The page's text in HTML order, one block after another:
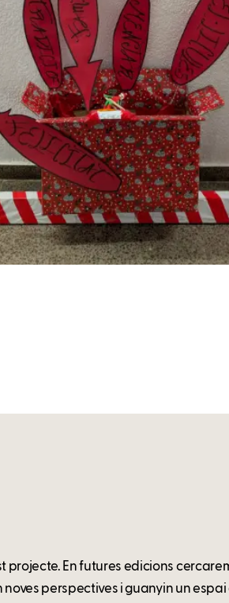
projecte. En futures edicions
perspectives i guanyin un